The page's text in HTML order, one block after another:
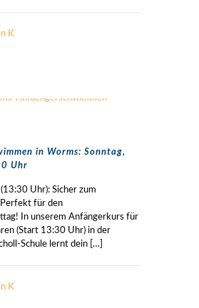
K
in Worms: Sonntag,
Uhr
Uhr): Sicher zum
für den
In unserem Anfängerkurs für
(Start 13:30 Uhr) in der
Schule lernt dein […]
K